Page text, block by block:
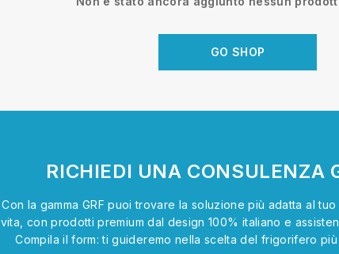
GO SHOP
RICHIEDI UNA CONSULENZA
Con la gamma GRF puoi trovare la soluzione più adatta al
vita, con prodotti premium dal design 100% italiano e
Compila il form: ti guideremo nella scelta del frigorifero